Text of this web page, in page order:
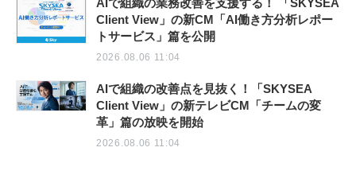
Client View」の新CM「AI働き方分析レポー
トサービス」篇を公開
2026.08.06 11:04
AIで組織の改善点を見抜く！「SKYSEA
Client View」の新テレビCM「チームの変
革」篇の放映を開始
2026.08.06 11:04